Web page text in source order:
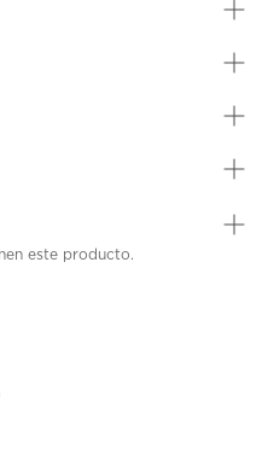
este producto.